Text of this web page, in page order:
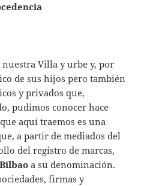
Villa y urbe y, por
de sus hijos pero también
y privados que,
pudimos conocer hace
aquí traemos es una
a partir de mediados del
del registro de marcas,
Bilbao a su denominación.
firmas y